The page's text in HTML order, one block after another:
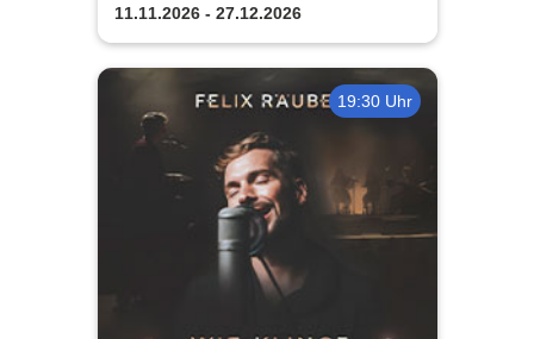
11.11.2026 - 27.12.2026
19:30 Uhr